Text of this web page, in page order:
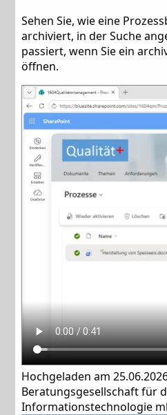
Sehen Sie, wie eine
archiviert, in der Suche
passiert, wenn Sie ein
öffnen.
Hochgeladen am 25.06.2026
Beratungsgesellschaft für
Informationstechnologie